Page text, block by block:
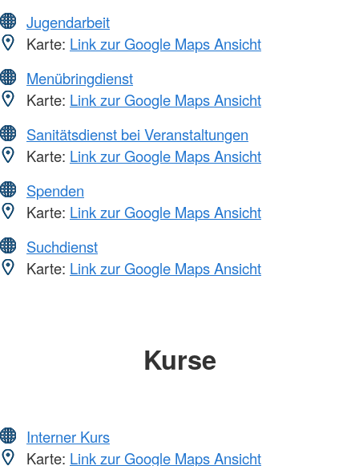
Jugendarbeit
Karte: Link zur Google Maps Ansicht
Menübringdienst
Karte: Link zur Google Maps Ansicht
Sanitätsdienst bei Veranstaltungen
Karte: Link zur Google Maps Ansicht
Spenden
Karte: Link zur Google Maps Ansicht
Suchdienst
Karte: Link zur Google Maps Ansicht
Kurse
Interner Kurs
Karte: Link zur Google Maps Ansicht